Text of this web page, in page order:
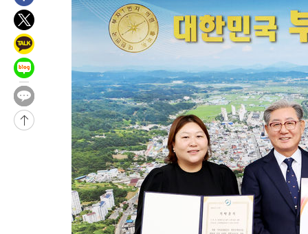
론 누출”
3시간 전 >
‘축구의 신’ 아르헨티나 축구 선수 메시의 부친 지병 별세
3시간 전 >
“美 이란전 무기 소진…북한과 분쟁시 주한 미군 취약해질 수 있어”
-32346초 전 >
[속보]與 당대표 경선, 대구 권리당원 투표 정청래 47.82%·김
46.35%
-32143초 전 >
[속보]與 당대표 경선, 강원 권리당원 투표 김민석 승리
득표
-30061초 전 >
"일본축구협회, 대한축구협회 성 접대 의혹 심판 조사"
-22703초 전 >
[속보]장은수, KLPGA 제주삼다수 역전 우승…데뷔 10년 차에
정상
-18068초 전 >
"얼마나 더웠으면"…안동 물길공원서 헤엄친 구렁이 '소동'
손흥민, 68분 뛰고 2경기 침묵…LAFC, 톨루카에 1-0 승리(종
'2경기 연속 침묵' 손흥민, 톨루카전 68분만 뛰고 슈팅 0개
이강인, 오늘 서울서 AT마드리드 입단식…'전례 없는 특급대
'여긴 20도, 저긴 50도'…열화상 카메라로 본 폭염 저감시설 '온
콜롬비아 신임 우파 대통령 취임 하루만에 차량폭탄 폭발 사건